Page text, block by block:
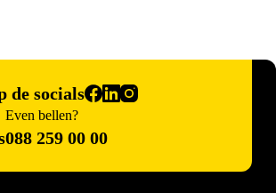
de socials
Even bellen?
088 259 00 00